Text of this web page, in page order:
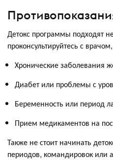
Детокс программы подходят
проконсультируйтесь с
Хронические заболевания
Диабет или проблемы с
Беременность или период
Прием медикаментов на
Также не стоит начинать
периодов, командировок или